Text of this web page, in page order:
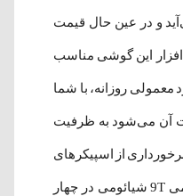
و در عین حال قیمت
این گوشی مناسب
معمولی روزانه، با شما
آن می‌شود به ظرفیت
از اسپیکر‌های
دوگانه استریو، اشاره کرد. ردمی 9T شیائومی در چهار